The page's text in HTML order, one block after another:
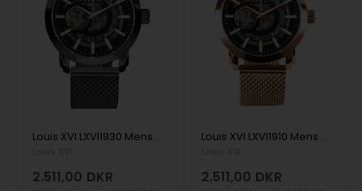
Louis XVI LXVI1930 Mens Watch Versailles 2.0 Limited 44mm 5ATM Wristwatch
2.511,00 DKR
Louis XVI LXVI1910 Mens Watch Versailles 2.0 Limited 44mm 5ATM Wristwatch
2.511,00 DKR